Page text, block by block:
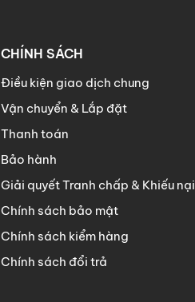
CHÍNH SÁCH
Điều kiện giao dịch chung
Vận chuyển & Lắp đặt
Thanh toán
Bảo hành
Giải quyết Tranh chấp & Khiếu nại
Chính sách bảo mật
Chính sách kiểm hàng
Chính sách đổi trả